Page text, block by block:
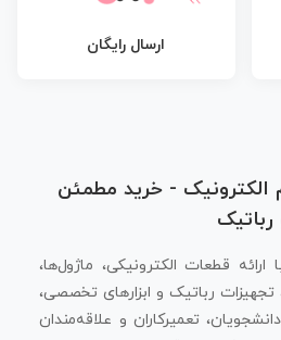
ارسال رایگان
الکترونیک - خرید مطمئن
قطعات الکترونیکی، ماژول‌ها،
رباتیک و ابزارهای تخصصی،
تعمیرکاران و علاقه‌مندان